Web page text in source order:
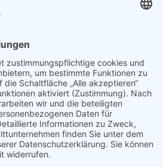
6 und 5?
TCA-Newsletter und
mehr.